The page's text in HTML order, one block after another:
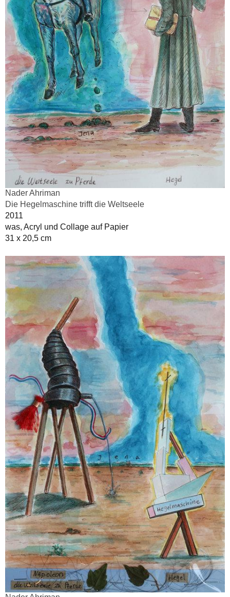
Nader Ahriman
Die Hegelmaschine trifft die Weltseele
2011
was, Acryl und Collage auf Papier
31 x 20,5 cm